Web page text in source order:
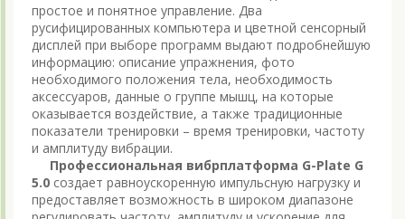
простое и понятное управление. Два
русифицированных компьютера и цветной сенсорный
дисплей при выборе программ выдают подробнейшую
информацию: описание упражнения, фото
необходимого положения тела, необходимость
аксессуаров, данные о группе мышц, на которые
оказывается воздействие, а также традиционные
показатели тренировки – время тренировки, частоту
и амплитуду вибрации.
Профессиональная вибрплатформа G-Plate G
5.0 создает равноускоренную импульсную нагрузку и
предоставляет возможность в широком диапазоне